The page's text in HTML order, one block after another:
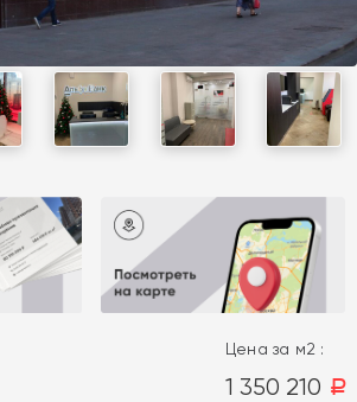
Цена за м2 :
1 350 210 a